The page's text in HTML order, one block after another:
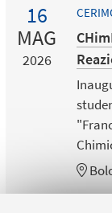
16
MAG
2026